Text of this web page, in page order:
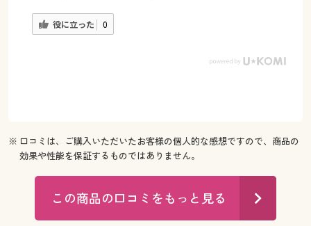
役に立った 0
※ 口コミは、ご購入いただいたお客様の個人的な感想ですので、商品の
効果や性能を保証するものではありません。
この商品の口コミをもっと見る